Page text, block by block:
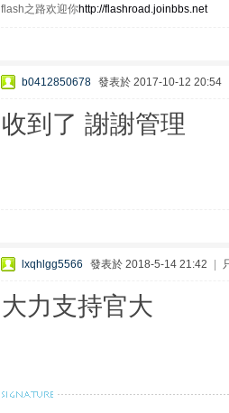
flash之路欢迎你http://flashroad.joinbbs.net
b0412850678 發表於 2017-10-12 20:54
收到了 謝謝管理
lxqhlgg5566 發表於 2018-5-14 21:42
大力支持官大